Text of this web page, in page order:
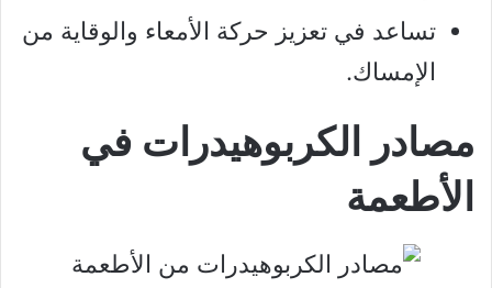
تساعد في تعزيز حركة الأمعاء والوقاية من
الإمساك.
مصادر الكربوهيدرات في
الأطعمة